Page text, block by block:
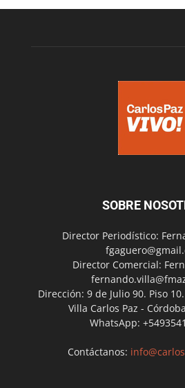
SOBRE
Director Periodístico:
Director Comercial:
Dirección: 9 de Julio 90. Piso
Villa Carlos Paz -
WhatsApp:
Contáctanos: